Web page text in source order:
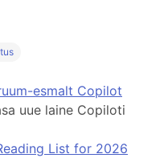
esmalt Copilot
uue laine Copiloti
List for 2026